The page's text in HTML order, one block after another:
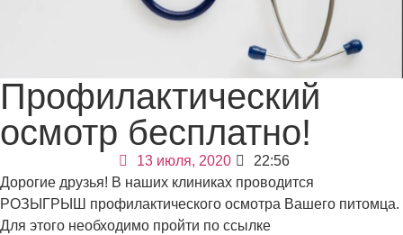
Профилактический
осмотр бесплатно!
13 июля, 2020
22:56
Дорогие друзья! В наших клиниках проводится
РОЗЫГРЫШ профилактического осмотра Вашего питомца.
Для этого необходимо пройти по ссылке